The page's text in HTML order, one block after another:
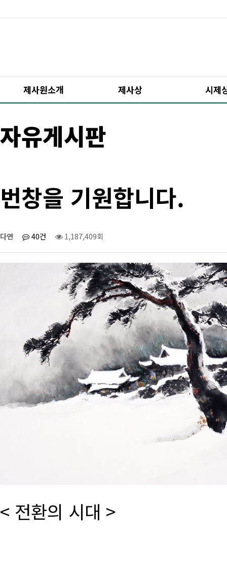
제사원소개 제사상 시제
자유게시판
번창을 기원합니다.
다연 40건 1,187,409회
< 전환의 시대 >